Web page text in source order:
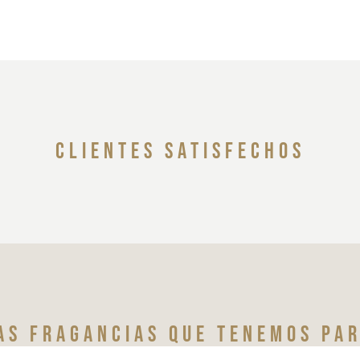
clientes satisfechos
fragancias que tenemos